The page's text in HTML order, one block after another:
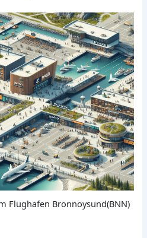
Flughafen Bronnoysund(BNN)